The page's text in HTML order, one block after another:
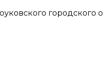
городского